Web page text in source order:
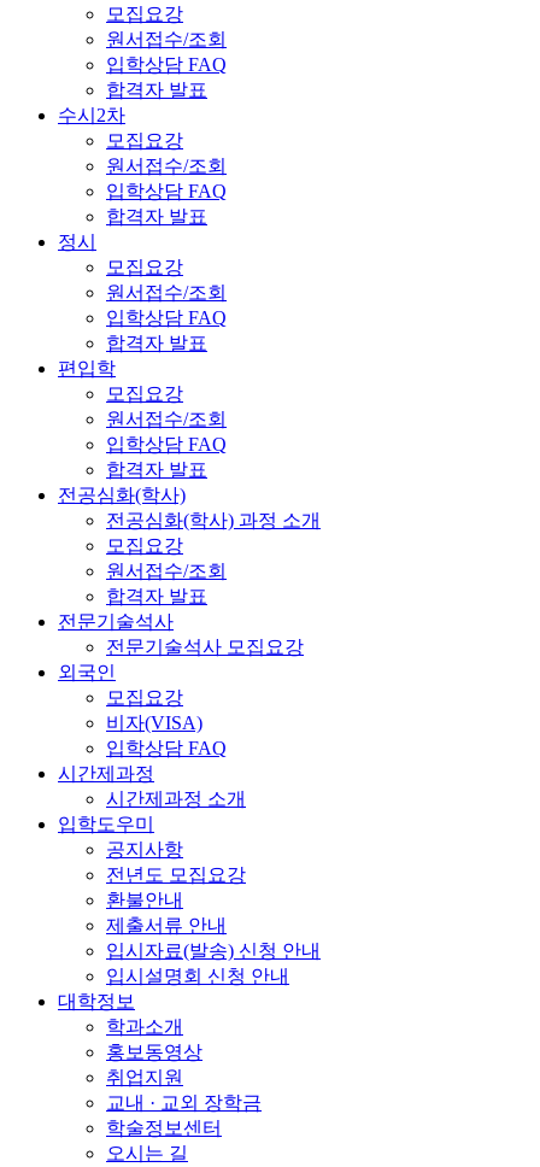
모집요강
원서접수/조회
입학상담 FAQ
합격자 발표
수시2차
모집요강
원서접수/조회
입학상담 FAQ
합격자 발표
정시
모집요강
원서접수/조회
입학상담 FAQ
합격자 발표
편입학
모집요강
원서접수/조회
입학상담 FAQ
합격자 발표
전공심화(학사)
전공심화(학사) 과정 소개
모집요강
원서접수/조회
합격자 발표
전문기술석사
전문기술석사 모집요강
외국인
모집요강
비자(VISA)
입학상담 FAQ
시간제과정
시간제과정 소개
입학도우미
공지사항
전년도 모집요강
환불안내
제출서류 안내
입시자료(발송) 신청 안내
입시설명회 신청 안내
대학정보
학과소개
홍보동영상
취업지원
교내 · 교외 장학금
학술정보센터
오시는 길